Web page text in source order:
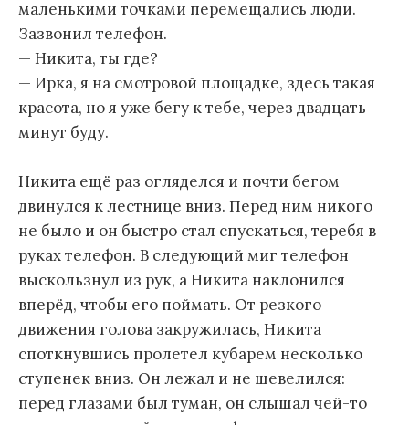
маленькими точками перемещались люди.
Зазвонил телефон.
— Никита, ты где?
— Ирка, я на смотровой площадке, здесь такая
красота, но я уже бегу к тебе, через двадцать
минут буду.
Никита ещё раз огляделся и почти бегом
двинулся к лестнице вниз. Перед ним никого
не было и он быстро стал спускаться, теребя в
руках телефон. В следующий миг телефон
выскользнул из рук, а Никита наклонился
вперёд, чтобы его поймать. От резкого
движения голова закружилась, Никита
споткнувшись пролетел кубарем несколько
ступенек вниз. Он лежал и не шевелился:
перед глазами был туман, он слышал чей-то